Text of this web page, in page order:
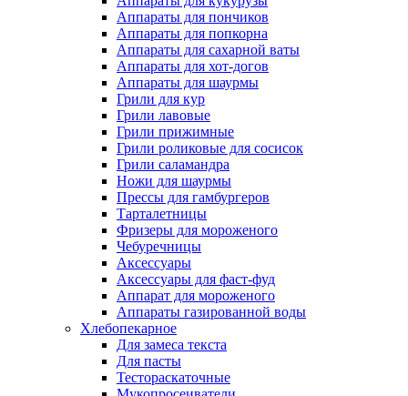
Аппараты для пончиков
Аппараты для попкорна
Аппараты для сахарной ваты
Аппараты для хот-догов
Аппараты для шаурмы
Грили для кур
Грили лавовые
Грили прижимные
Грили роликовые для сосисок
Грили саламандра
Ножи для шаурмы
Прессы для гамбургеров
Тарталетницы
Фризеры для мороженого
Чебуречницы
Аксессуары
Аксессуары для фаст-фуд
Аппарат для мороженого
Аппараты газированной воды
Хлебопекарное
Для замеса текста
Для пасты
Тестораскаточные